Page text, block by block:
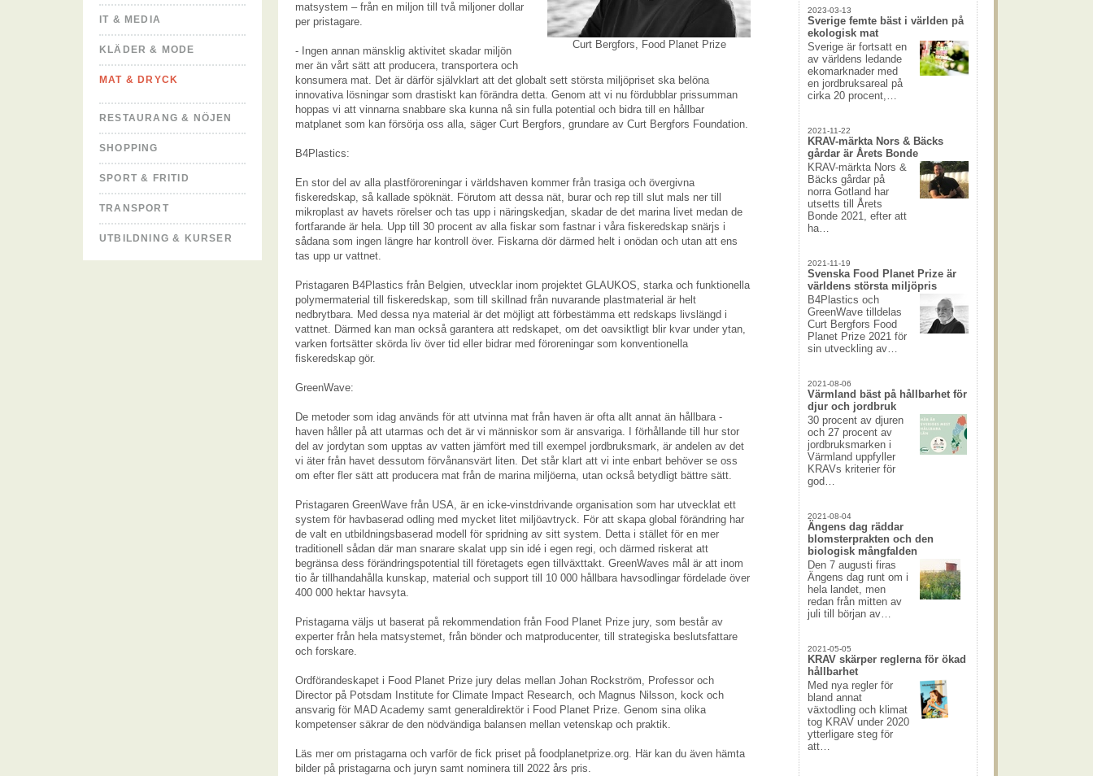
IT & MEDIA
KLÄDER & MODE
MAT & DRYCK
RESTAURANG & NÖJEN
SHOPPING
SPORT & FRITID
TRANSPORT
UTBILDNING & KURSER
Curt Bergfors, Food Planet Prize
matsystem – från en miljon till två miljoner dollar
per pristagare.
- Ingen annan mänsklig aktivitet skadar miljön
mer än vårt sätt att producera, transportera och
konsumera mat. Det är därför självklart att det globalt sett största miljöpriset ska belöna
innovativa lösningar som drastiskt kan förändra detta. Genom att vi nu fördubblar prissumman
hoppas vi att vinnarna snabbare ska kunna nå sin fulla potential och bidra till en hållbar
matplanet som kan försörja oss alla, säger Curt Bergfors, grundare av Curt Bergfors Foundation.
B4Plastics:
En stor del av alla plastföroreningar i världshaven kommer från trasiga och övergivna
fiskeredskap, så kallade spöknät. Förutom att dessa nät, burar och rep till slut mals ner till
mikroplast av havets rörelser och tas upp i näringskedjan, skadar de det marina livet medan de
fortfarande är hela. Upp till 30 procent av alla fiskar som fastnar i våra fiskeredskap snärjs i
sådana som ingen längre har kontroll över. Fiskarna dör därmed helt i onödan och utan att ens
tas upp ur vattnet.
Pristagaren B4Plastics från Belgien, utvecklar inom projektet GLAUKOS, starka och funktionella
polymermaterial till fiskeredskap, som till skillnad från nuvarande plastmaterial är helt
nedbrytbara. Med dessa nya material är det möjligt att förbestämma ett redskaps livslängd i
vattnet. Därmed kan man också garantera att redskapet, om det oavsiktligt blir kvar under ytan,
varken fortsätter skörda liv över tid eller bidrar med föroreningar som konventionella
fiskeredskap gör.
GreenWave:
De metoder som idag används för att utvinna mat från haven är ofta allt annat än hållbara -
haven håller på att utarmas och det är vi människor som är ansvariga. I förhållande till hur stor
del av jordytan som upptas av vatten jämfört med till exempel jordbruksmark, är andelen av det
vi äter från havet dessutom förvånansvärt liten. Det står klart att vi inte enbart behöver se oss
om efter fler sätt att producera mat från de marina miljöerna, utan också betydligt bättre sätt.
Pristagaren GreenWave från USA, är en icke-vinstdrivande organisation som har utvecklat ett
system för havbaserad odling med mycket litet miljöavtryck. För att skapa global förändring har
de valt en utbildningsbaserad modell för spridning av sitt system. Detta i stället för en mer
traditionell sådan där man snarare skalat upp sin idé i egen regi, och därmed riskerat att
begränsa dess förändringspotential till företagets egen tillväxttakt. GreenWaves mål är att inom
tio år tillhandahålla kunskap, material och support till 10 000 hållbara havsodlingar fördelade över
400 000 hektar havsyta.
Pristagarna väljs ut baserat på rekommendation från Food Planet Prize jury, som består av
experter från hela matsystemet, från bönder och matproducenter, till strategiska beslutsfattare
och forskare.
Ordförandeskapet i Food Planet Prize jury delas mellan Johan Rockström, Professor och
Director på Potsdam Institute for Climate Impact Research, och Magnus Nilsson, kock och
ansvarig för MAD Academy samt generaldirektör i Food Planet Prize. Genom sina olika
kompetenser säkrar de den nödvändiga balansen mellan vetenskap och praktik.
Läs mer om pristagarna och varför de fick priset på foodplanetprize.org. Här kan du även hämta
bilder på pristagarna och juryn samt nominera till 2022 års pris.
2023-03-13
Sverige femte bäst i världen på
ekologisk mat
Sverige är fortsatt en
av världens ledande
ekomarknader med
en jordbruksareal på
cirka 20 procent,…
2021-11-22
KRAV-märkta Nors & Bäcks
gårdar är Årets Bonde
KRAV-märkta Nors &
Bäcks gårdar på
norra Gotland har
utsetts till Årets
Bonde 2021, efter att
ha…
2021-11-19
Svenska Food Planet Prize är
världens största miljöpris
B4Plastics och
GreenWave tilldelas
Curt Bergfors Food
Planet Prize 2021 för
sin utveckling av…
2021-08-06
Värmland bäst på hållbarhet för
djur och jordbruk
30 procent av djuren
och 27 procent av
jordbruksmarken i
Värmland uppfyller
KRAVs kriterier för
god…
2021-08-04
Ängens dag räddar
blomsterprakten och den
biologisk mångfalden
Den 7 augusti firas
Ängens dag runt om i
hela landet, men
redan från mitten av
juli till början av…
2021-05-05
KRAV skärper reglerna för ökad
hållbarhet
Med nya regler för
bland annat
växtodling och klimat
tog KRAV under 2020
ytterligare steg för
att…